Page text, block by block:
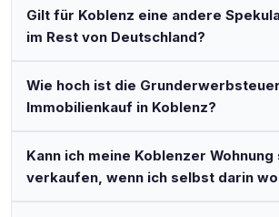
Gilt für Koblenz eine andere
im Rest von Deutschland?
Wie hoch ist die
Immobilienkauf in Koblenz?
Kann ich meine Koblenzer
verkaufen, wenn ich selbst darin